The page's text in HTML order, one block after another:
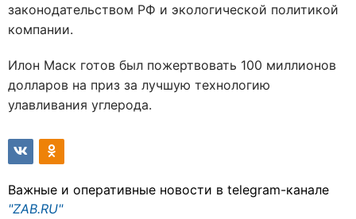
законодательством РФ и экологической политикой
компании.
Илон Маск готов был пожертвовать 100 миллионов
долларов на приз за лучшую технологию
улавливания углерода.
Важные и оперативные новости в telegram-канале
"ZAB.RU"